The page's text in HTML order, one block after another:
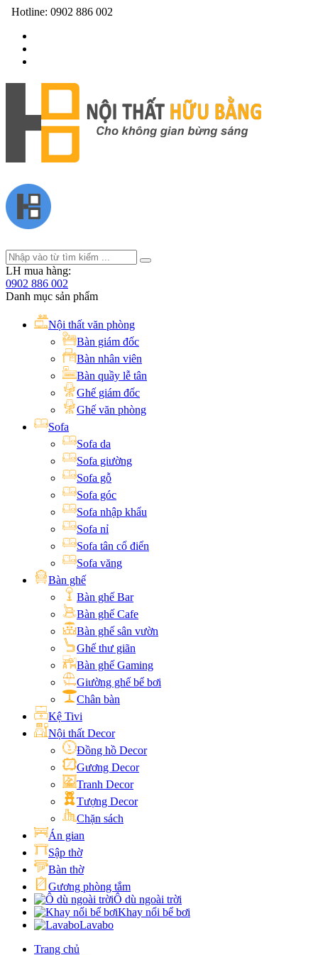
Hotline: 0902 886 002
LH mua hàng:
0902 886 002
Danh mục sản phẩm
Nội thất văn phòng
Bàn giám đốc
Bàn nhân viên
Bàn quầy lễ tân
Ghế giám đốc
Ghế văn phòng
Sofa
Sofa da
Sofa giường
Sofa gỗ
Sofa góc
Sofa nhập khẩu
Sofa nỉ
Sofa tân cổ điển
Sofa văng
Bàn ghế
Bàn ghế Bar
Bàn ghế Cafe
Bàn ghế sân vườn
Ghế thư giãn
Bàn ghế Gaming
Giường ghế bể bơi
Chân bàn
Kệ Tivi
Nội thất Decor
Đồng hồ Decor
Gương Decor
Tranh Decor
Tượng Decor
Chặn sách
Án gian
Sập thờ
Bàn thờ
Gương phòng tắm
Ô dù ngoài trời
Khay nổi bể bơi
Lavabo
Trang chủ